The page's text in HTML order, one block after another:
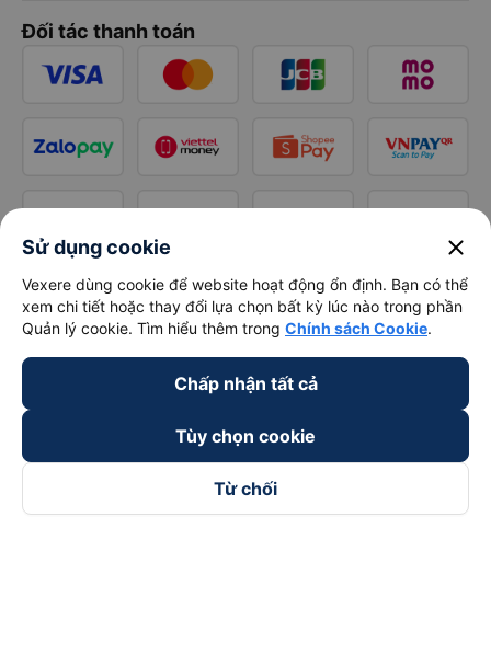
Đối tác thanh toán
Sử dụng cookie close
Vexere dùng cookie để website hoạt động ổn định. Bạn có thể
xem chi tiết hoặc thay đổi lựa chọn bất kỳ lúc nào trong phần
Quản lý cookie. Tìm hiểu thêm trong Chính sách Cookie.
Chấp nhận tất cả
Tùy chọn cookie
Từ chối